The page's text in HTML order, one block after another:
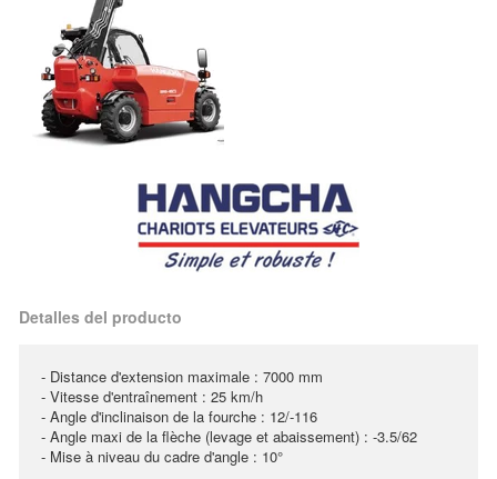
Detalles del producto
- Distance d'extension maximale : 7000 mm
- Vitesse d'entraînement : 25 km/h
- Angle d'inclinaison de la fourche : 12/-116
- Angle maxi de la flèche (levage et abaissement) : -3.5/62
- Mise à niveau du cadre d'angle : 10°